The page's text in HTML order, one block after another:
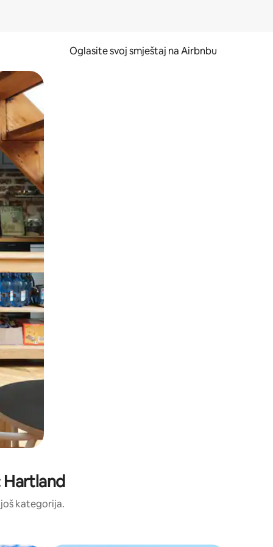
Oglasite svoj smještaj na Airbnbu
Hartland
kategorija.